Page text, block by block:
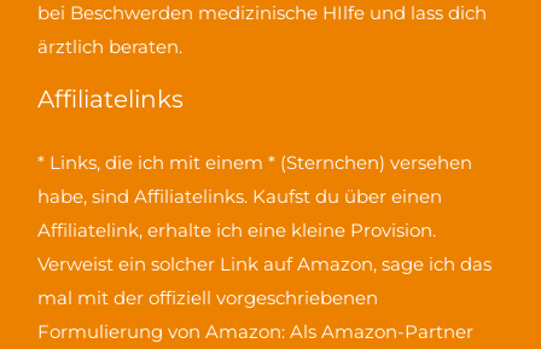
bei Beschwerden medizinische HIlfe und lass dich
ärztlich beraten.
Affiliatelinks
* Links, die ich mit einem * (Sternchen) versehen
habe, sind Affiliatelinks. Kaufst du über einen
Affiliatelink, erhalte ich eine kleine Provision.
Verweist ein solcher Link auf Amazon, sage ich das
mal mit der offiziell vorgeschriebenen
Formulierung von Amazon:Als Amazon-Partner